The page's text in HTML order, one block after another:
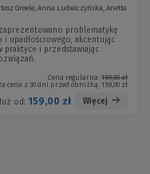
Groele, Anna Ludwiczyńska, Anetta
problematykę
upadłościowego, akcentując
praktyce i przedstawiając
Cena regularna: 159,00 zł
cena z 30 dni przed obniżką:159,00 zł
Już od: 159,00 zł Więcej